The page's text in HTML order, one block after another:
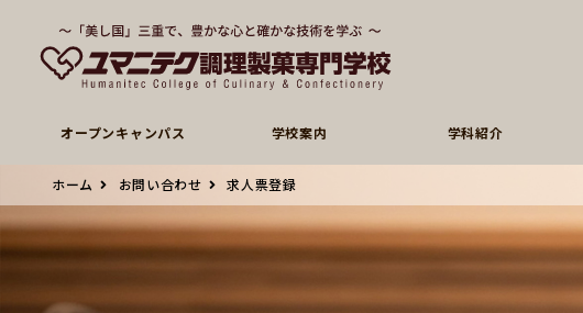
オープンキャンパス 学校案内 学科紹介
ホーム お問い合わせ 求人票登録